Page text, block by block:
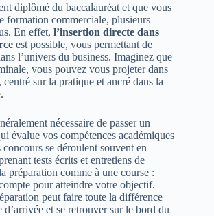
diplômé du baccalauréat et que vous
formation commerciale, plusieurs
En effet, l’insertion directe dans
est possible, vous permettant de
l’univers du business. Imaginez que
vous pouvez vous projeter dans
sur la pratique et ancré dans la
nécessaire de passer un
évalue vos compétences académiques
se déroulent souvent en
tests écrits et entretiens de
préparation comme à une course :
pour atteindre votre objectif.
peut faire toute la différence
et se retrouver sur le bord du